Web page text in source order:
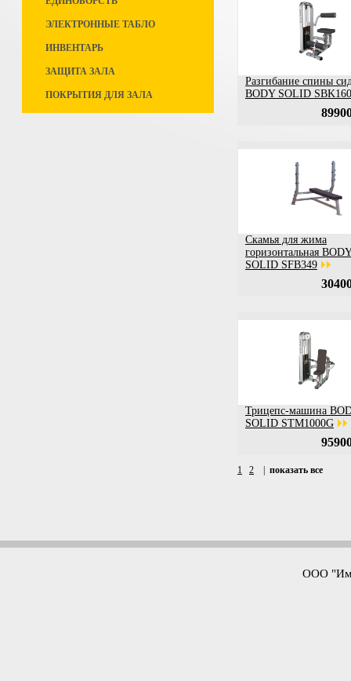
ЭЛЕКТРОННЫЕ ТАБЛО
ИНВЕНТАРЬ
ЗАЩИТА ЗАЛА
ПОКРЫТИЯ ДЛЯ ЗАЛА
Разгибание спины
BODY SOLID
Скамья для жима
горизонтальная
SOLID SFB349
Трицепс-машина
SOLID STM1000G
1 2 показать все
ООО